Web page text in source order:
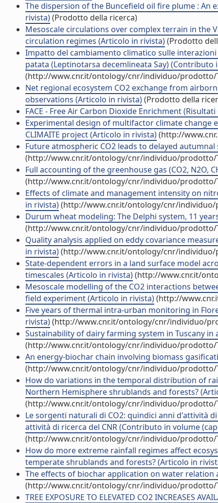
The dispersion of the Buncefield oil fire plume : An
rivista)(Prodotto della ricerca)
Mesoscale circulations over complex terrain in the
circulation regimes (Articolo in rivista)(Prodotto
Impatto del cambiamento climatico sulle
patata (Leptinotarsa decemlineata Say)
(http://www.cnr.it/ontology/cnr/individuo/prodotto/
Net regional ecosystem CO2 exchange from
observations (Articolo in rivista)(Prodotto della
FACE - Free Air Carbon Dioxide Enrichment
Experimental design of multifactor climate change
CLIMAITE project (Articolo in rivista)(http://
Future atmospheric CO2 leads to delayed
(http://www.cnr.it/ontology/cnr/individuo/prodotto/
Full accounting of the greenhouse gas (CO2, N2O,
(http://www.cnr.it/ontology/cnr/individuo/prodotto/
Effects of climate and management intensity on
in rivista)(http://www.cnr.it/ontology/cnr/individuo/
Durum wheat modeling: The Delphi system, 11
(http://www.cnr.it/ontology/cnr/individuo/prodotto/
Quality analysis applied on eddy covariance
in rivista)(http://www.cnr.it/ontology/cnr/individuo/
State-dependent errors in a land surface model
timescales (Articolo in rivista)(http://www.cnr.it/
Mesoscale modelling of the CO2 interactions
field experiment (Articolo in rivista)(http://
Five years of thermal intra-urban monitoring in
rivista)(http://www.cnr.it/ontology/cnr/individuo/
Sustainability of dairy farming system in Tuscany
(http://www.cnr.it/ontology/cnr/individuo/prodotto/
An energy-biochar chain involving biomass
(http://www.cnr.it/ontology/cnr/individuo/prodotto/
How do variations in the temporal distribution of
Northern Hemisphere shrublands and forests?
(http://www.cnr.it/ontology/cnr/individuo/prodotto/
Le sorgenti naturali di CO2: quindici anni d'attività
attività di ricerca del CNR (Contributo in volume
(http://www.cnr.it/ontology/cnr/individuo/prodotto/
How do more extreme rainfall regimes affect
temperate shrublands and forests? (Articolo in
The effects of biochar application on water
(http://www.cnr.it/ontology/cnr/individuo/prodotto/
TREE EXPOSURE TO ELEVATED CO2 INCREASES